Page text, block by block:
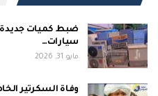
ضبط كميات جديدة
سيارات…
مايو 31, 2026
وفاة السكرتير